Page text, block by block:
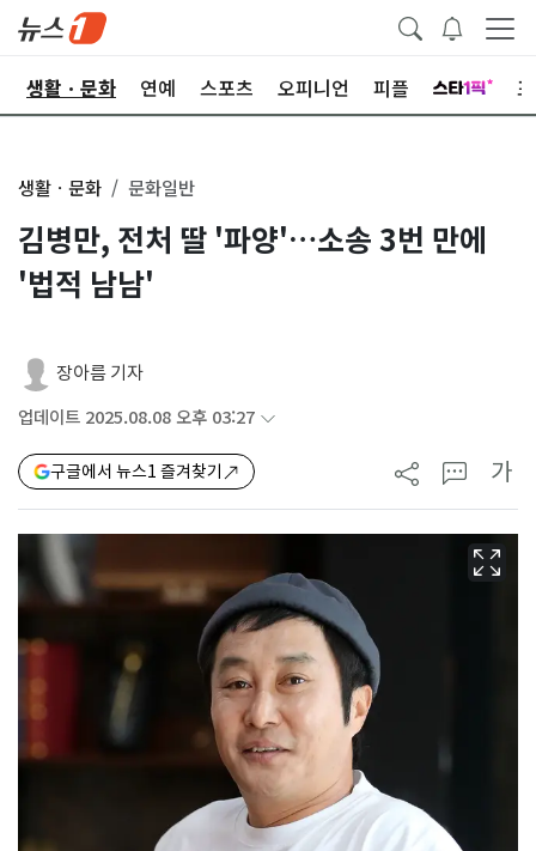
생활ㆍ문화 연예 스포츠 오피니언 피플
생활ㆍ문화 문화일반
김병만, 전처 딸 '파양'…소송 3번 만에
'법적 남남'
장아름 기자
업데이트 2025.08.08 오후 03:27
구글에서 뉴스1 즐겨찾기 가